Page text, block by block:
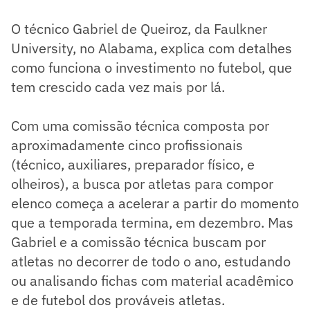
O técnico Gabriel de Queiroz, da Faulkner
University, no Alabama, explica com detalhes
como funciona o investimento no futebol, que
tem crescido cada vez mais por lá.
Com uma comissão técnica composta por
aproximadamente cinco profissionais
(técnico, auxiliares, preparador físico, e
olheiros), a busca por atletas para compor
elenco começa a acelerar a partir do momento
que a temporada termina, em dezembro. Mas
Gabriel e a comissão técnica buscam por
atletas no decorrer de todo o ano, estudando
ou analisando fichas com material acadêmico
e de futebol dos prováveis atletas.